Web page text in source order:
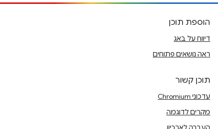
הוספת תוכן
דיווח על באג
ראה נושאים פתוחים
תוכן קשור
עדכוני Chromium
מקרים לדוגמה